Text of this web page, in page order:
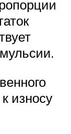
износу